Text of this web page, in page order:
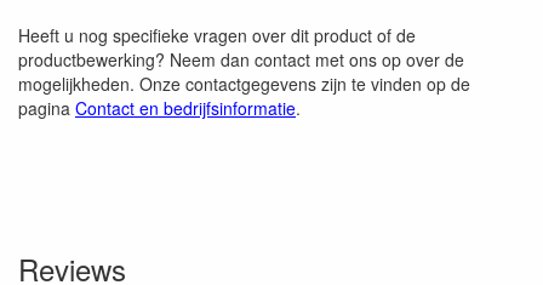
Heeft u nog specifieke vragen over dit product of de
productbewerking? Neem dan contact met ons op over de
mogelijkheden. Onze contactgegevens zijn te vinden op de
pagina Contact en bedrijfsinformatie.
Reviews